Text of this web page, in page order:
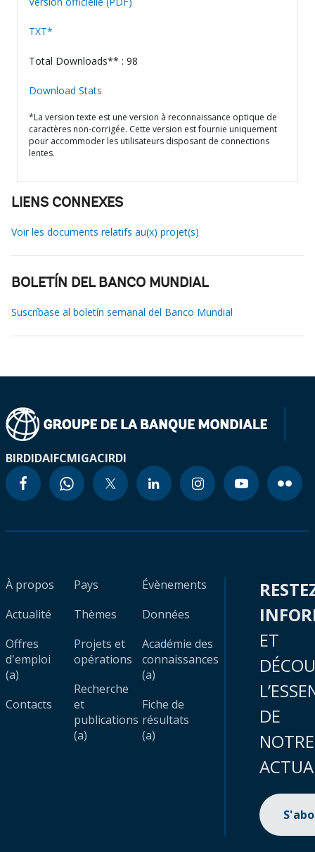
TXT*
Total Downloads** : 98
Download Stats
*La version texte est une version à reconnaissance optique de
caractères non-corrigée. Cette version est fournie uniquement
pour accommoder les utilisateurs disposant de connections
lentes.
LIENS CONNEXES
Voir les documents relatifs au(x) projet(s)
BOLETÍN DEL BANCO MUNDIAL
Suscríbase al boletín semanal del Banco Mundial
BIRDIDAIFCMIGACIRDI
À propos
Actualité
Offres
d'emploi
(a)
Contacts
Pays
Thèmes
Projets et
opérations
Recherche
et
publications
(a)
Évènements
Données
Académie des
connaissances
(a)
Fiche de
résultats
(a)
ET
DE
NOTRE